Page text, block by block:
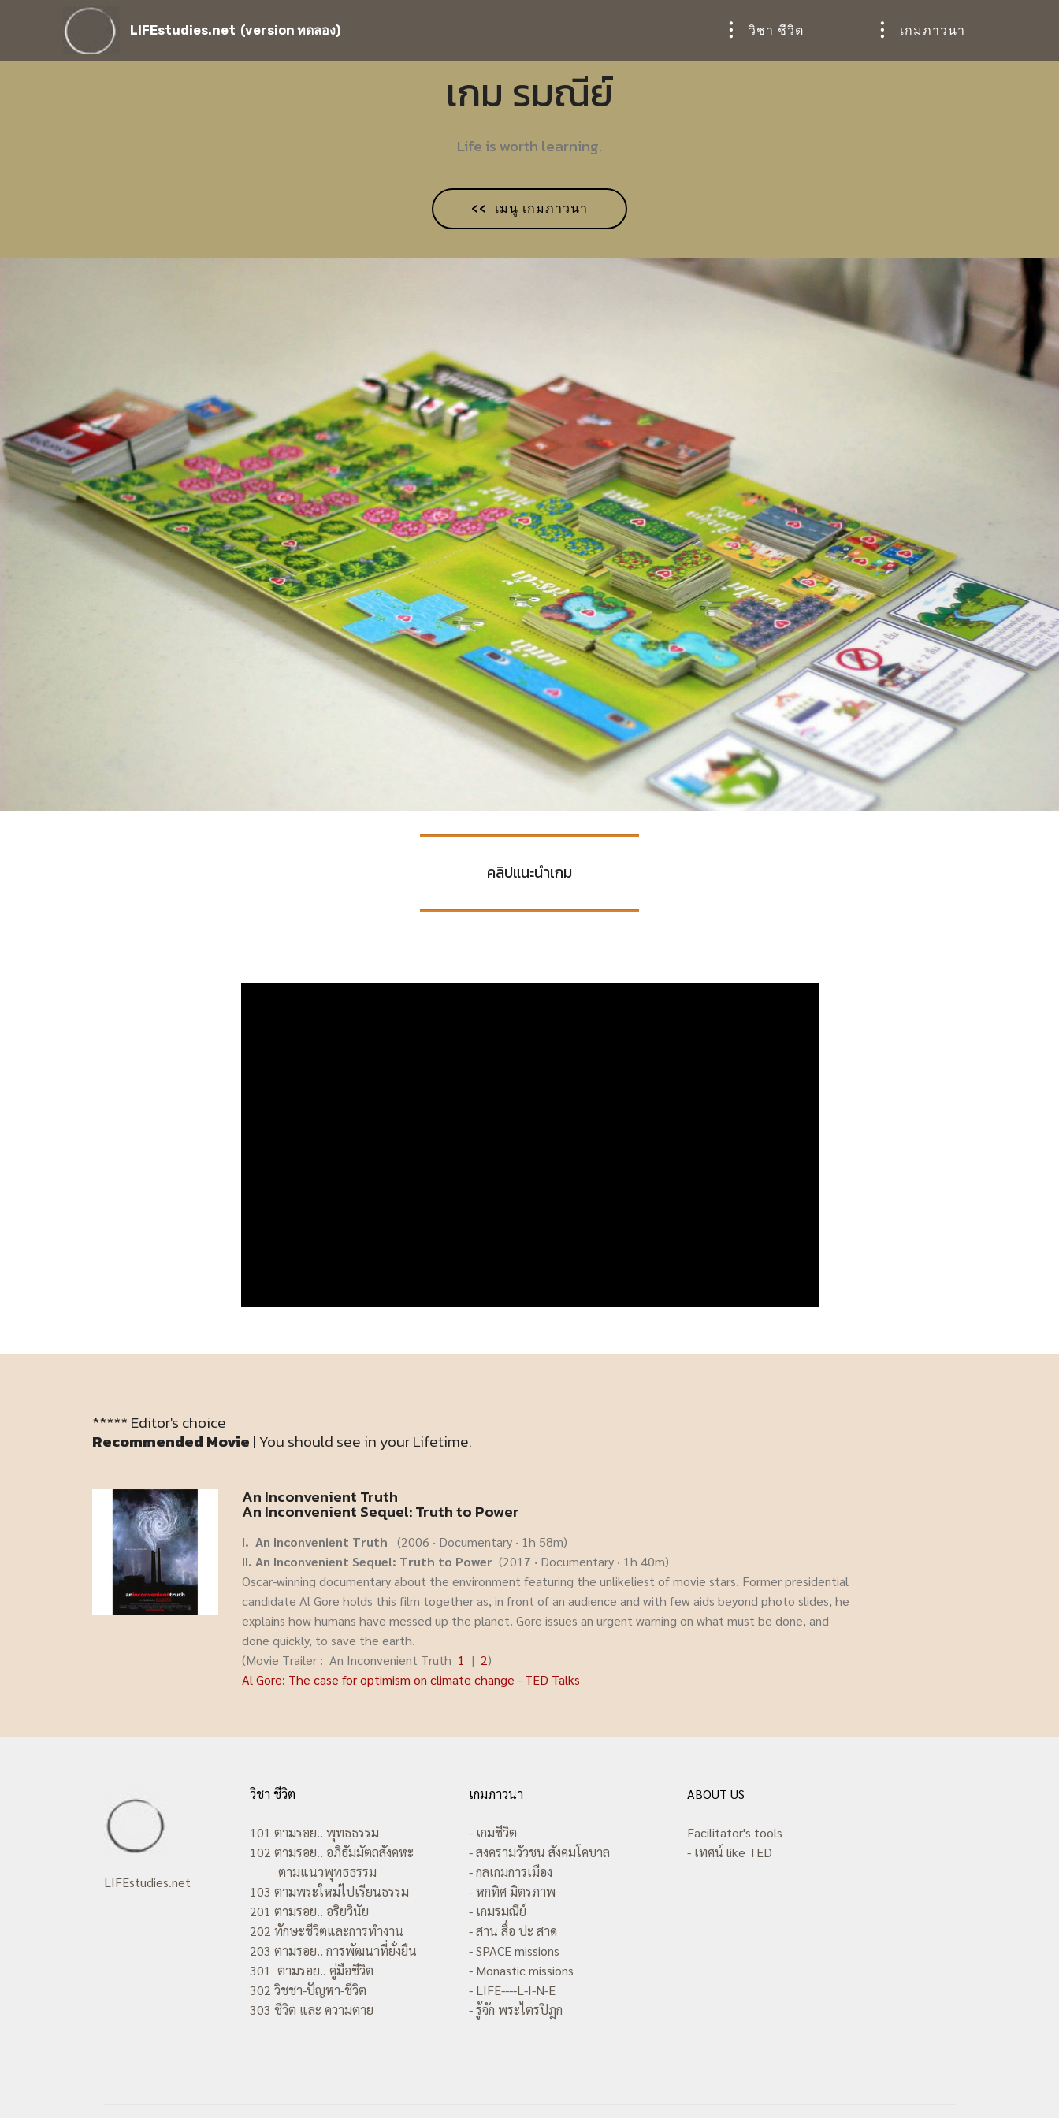
LIFEstudies.net (version ทดลอง) วิชา ชีวิต เกมภาวนา
เกม รมณีย์
Life is worth learning.
<< เมนู เกมภาวนา
คลิปแนะนำเกม
***** Editor's choice
Recommended Movie | You should see in your Lifetime.
An Inconvenient Truth
An Inconvenient Sequel: Truth to Power
I. An Inconvenient Truth (2006 ‧ Documentary ‧ 1h 58m)
II. An Inconvenient Sequel: Truth to Power (2017 ‧ Documentary ‧ 1h 40m)
Oscar-winning documentary about the environment featuring the unlikeliest of movie stars. Former presidential
candidate Al Gore holds this film together as, in front of an audience and with few aids beyond photo slides, he
explains how humans have messed up the planet. Gore issues an urgent warning on what must be done, and
done quickly, to save the earth.
(Movie Trailer : An Inconvenient Truth 1 | 2)
Al Gore: The case for optimism on climate change - TED Talks
LIFEstudies.net
วิชา ชีวิต
101 ตามรอย.. พุทธธรรม
102 ตามรอย.. อภิธัมมัตถสังคหะ
ตามแนวพุทธธรรม
103 ตามพระใหม่ไปเรียนธรรม
201 ตามรอย.. อริยวินัย
202 ทักษะชีวิตและการทำงาน
203 ตามรอย.. การพัฒนาที่ยั่งยืน
301 ตามรอย.. คู่มือชีวิต
302 วิชชา-ปัญหา-ชีวิต
303 ชีวิต และ ความตาย
เกมภาวนา
- เกมชีวิต
- สงครามวัวชน สังคมโคบาล
- กลเกมการเมือง
- หกทิศ มิตรภาพ
- เกมรมณีย์
- สาน สื่อ ปะ สาด
- SPACE missions
- Monastic missions
- LIFE----L-I-N-E
- รู้จัก พระไตรปิฎก
ABOUT US
Facilitator's tools
- เทศน์ like TED